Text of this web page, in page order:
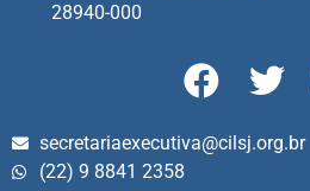
28940-000
secretariaexecutiva@cilsj.org.br
(22) 9 8841 2358